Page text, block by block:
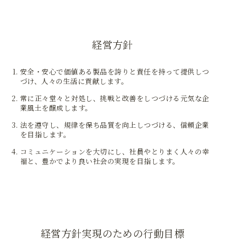
経営方針
安全・安心で価値ある製品を誇りと責任を持って提供しつ
づけ、人々の生活に貢献します。
常に正々堂々と対処し、挑戦と改善をしつづける元気な企
業風土を醸成します。
法を遵守し、規律を保ち品質を向上しつづける、信頼企業
を目指します。
コミュニケーションを大切にし、社員やとりまく人々の幸
福と、豊かでより良い社会の実現を目指します。
経営方針実現のための行動目標